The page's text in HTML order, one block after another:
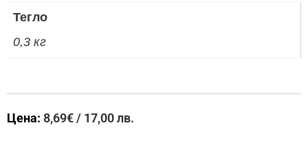
Тегло
0,3 кг
Цена: 8,69€/ 17,00 лв.